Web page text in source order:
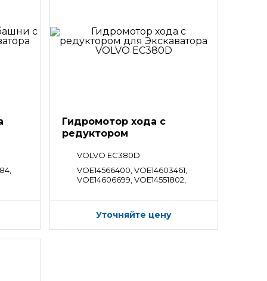
Гидромотор хода с
редуктором
VOLVO EC380D
VOE14566400, VOE14603461,
VOE14606699, VOE14551802,
VOE14727995
Уточняйте цену